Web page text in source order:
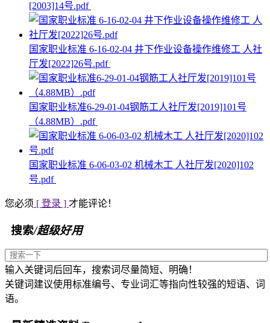
[2003]14号.pdf
国家职业标准 6-16-02-04 井下作业设备操作维修工 人社
厅发[2022]26号.pdf
国家职业标准6-29-01-04钢筋工人社厅发[2019]101号
（4.88MB）.pdf
国家职业标准 6-06-03-02 机械木工 人社厅发[2020]102
号.pdf
您必须 [ 登录 ] 才能评论！
搜索/超级好用
输入关键词后回车，搜索词尽量简短、明确！
关键词建议使用标准编号、专业词汇等指向性较强的短语、词
语。